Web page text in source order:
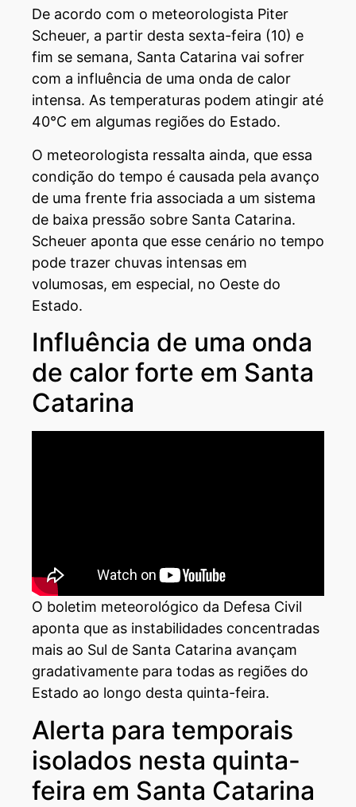
De acordo com o meteorologista Piter
Scheuer, a partir desta sexta-feira (10) e
fim se semana, Santa Catarina vai sofrer
com a influência de uma onda de calor
intensa. As temperaturas podem atingir até
40°C em algumas regiões do Estado.
O meteorologista ressalta ainda, que essa
condição do tempo é causada pela avanço
de uma frente fria associada a um sistema
de baixa pressão sobre Santa Catarina.
Scheuer aponta que esse cenário no tempo
pode trazer chuvas intensas em
volumosas, em especial, no Oeste do
Estado.
Influência de uma onda
de calor forte em Santa
Catarina
O boletim meteorológico da Defesa Civil
aponta que as instabilidades concentradas
mais ao Sul de Santa Catarina avançam
gradativamente para todas as regiões do
Estado ao longo desta quinta-feira.
Alerta para temporais
isolados nesta quinta-
feira em Santa Catarina